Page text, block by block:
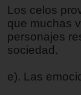
Los celos
que muchas
personajes
sociedad.
e). Las